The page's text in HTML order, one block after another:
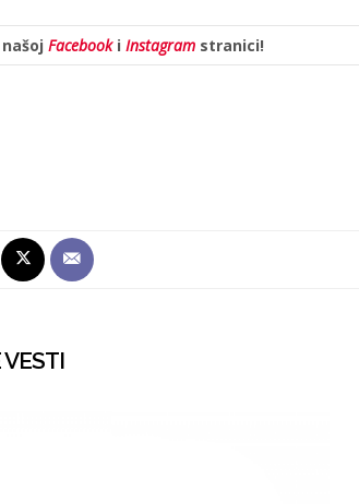
Facebooki Instagram stranici!